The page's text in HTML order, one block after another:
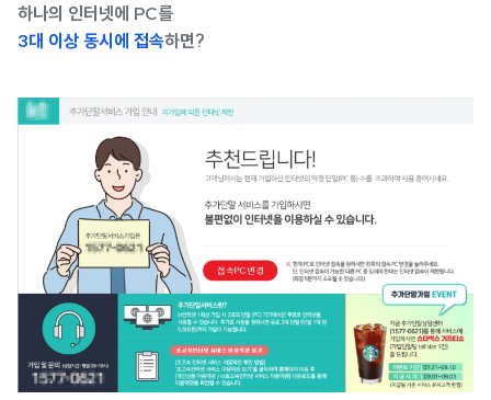
하나의 인터넷에 PC를
3대 이상 동시에 접속하면?